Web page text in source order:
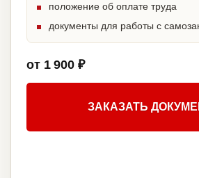
положение об оплате труда
документы для работы с
от 1 900 ₽
ЗАКАЗАТЬ